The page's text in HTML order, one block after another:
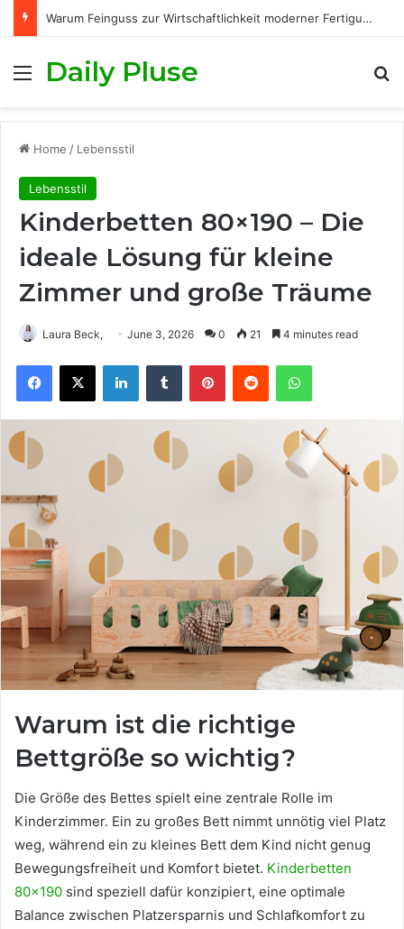
Warum Feinguss zur Wirtschaftlichkeit moderner Fertigungsprozesse beiträgt
Menu
Daily Pluse
Home / Lebensstil
Lebensstil
Kinderbetten 80×190 – Die
ideale Lösung für kleine
Zimmer und große Träume
Laura Beck, June 3, 2026 0 21 4 minutes read
Warum ist die richtige
Bettgröße so wichtig?
Die Größe des Bettes spielt eine zentrale Rolle im
Kinderzimmer. Ein zu großes Bett nimmt unnötig viel Platz
weg, während ein zu kleines Bett dem Kind nicht genug
Bewegungsfreiheit und Komfort bietet. Kinderbetten
80×190 sind speziell dafür konzipiert, eine optimale
Balance zwischen Platzersparnis und Schlafkomfort zu